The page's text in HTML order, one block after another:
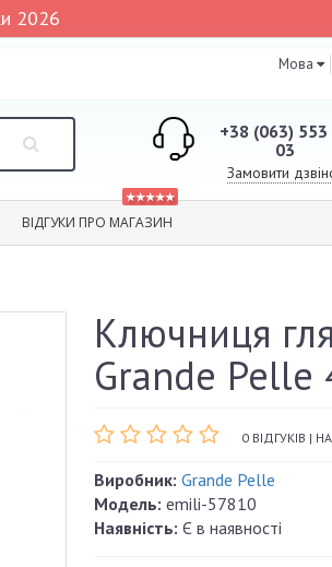
2026
Мова
+38 (063) 553
03
Замовити
★★★★★
ВІДГУКИ ПРО МАГАЗИН
Ключниця
Grande Pelle
0 ВІДГУКІВ |
Виробник: Grande Pelle
Модель: emili-57810
Наявність: Є в наявності